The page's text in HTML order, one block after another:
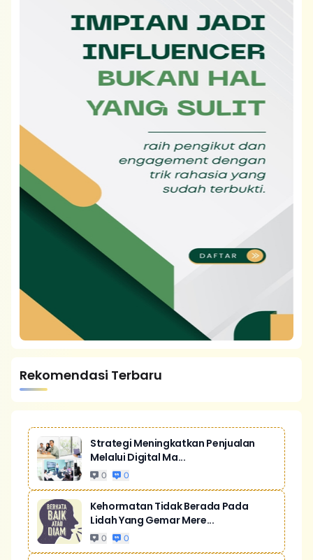
Rekomendasi Terbaru
Strategi Meningkatkan Penjualan
Melalui Digital Ma...
0 0
Kehormatan Tidak Berada Pada
Lidah Yang Gemar Mere...
0 0